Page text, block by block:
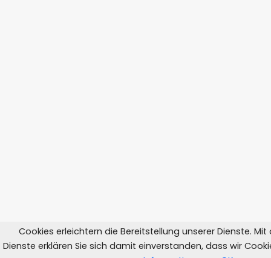
Cookies erleichtern die Bereitstellung unserer Dienste. Mit
Dienste erklären Sie sich damit einverstanden, dass wir